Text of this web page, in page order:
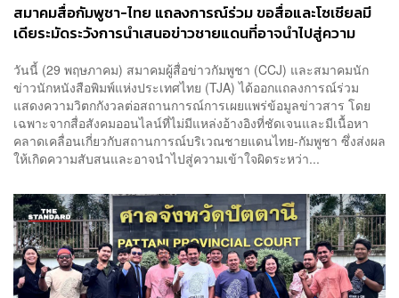
สมาคมสื่อกัมพูชา-ไทย แถลงการณ์ร่วม ขอสื่อและโซเชียลมี
เดียระมัดระวังการนำเสนอข่าวชายแดนที่อาจนำไปสู่ความ
วันนี้ (29 พฤษภาคม) สมาคมผู้สื่อข่าวกัมพูชา (CCJ) และสมาคมนัก
ข่าวนักหนังสือพิมพ์แห่งประเทศไทย (TJA) ได้ออกแถลงการณ์ร่วม
แสดงความวิตกกังวลต่อสถานการณ์การเผยแพร่ข้อมูลข่าวสาร โดย
เฉพาะจากสื่อสังคมออนไลน์ที่ไม่มีแหล่งอ้างอิงที่ชัดเจนและมีเนื้อหา
คลาดเคลื่อนเกี่ยวกับสถานการณ์บริเวณชายแดนไทย-กัมพูชา ซึ่งส่งผล
ให้เกิดความสับสนและอาจนำไปสู่ความเข้าใจผิดระหว่า...